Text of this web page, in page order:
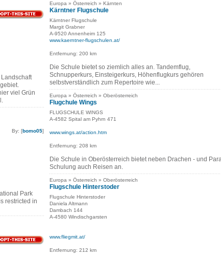
viel Grün
By: [bomo05]
Park
restricted in
Europa » Österreich » Kärnten
Kärntner Flugschule
Kärntner Flugschule
Margit Grabner
A-9520 Annenheim 125
www.kaerntner-flugschulen.at/
Entfernung: 200 km
Die Schule bietet so ziemlich alles an. Tandemflug,
Schnupperkurs, Einsteigerkurs, Höhenflugkurs gehören
selbstverständlich zum Repertoire wie...
Europa » Österreich » Oberösterreich
Flugchule Wings
FLUGSCHULE WINGS
A-4582 Spital am Pyhrn 471
www.wings.at/action.htm
Entfernung: 208 km
Die Schule in Oberösterreich bietet neben Drachen - und
Schulung auch Reisen an.
Europa » Österreich » Oberösterreich
Flugschule Hinterstoder
Flugschule Hinterstoder
Daniela Altmann
Dambach 144
A-4580 Windischgarsten
www.fliegmit.at/
Entfernung: 212 km